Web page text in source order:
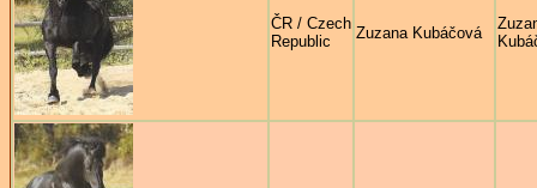
ČR / Czech
Republic
Zuzana Kubáčová